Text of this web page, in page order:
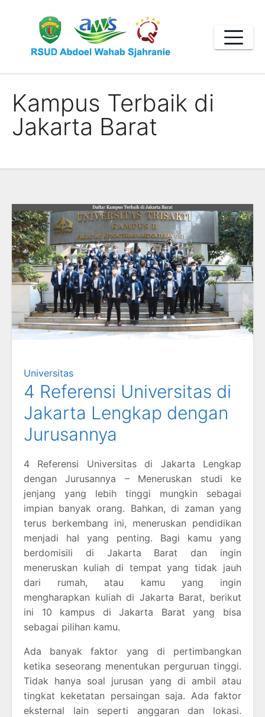
Kampus Terbaik di
Jakarta Barat
Universitas
4 Referensi Universitas di
Jakarta Lengkap dengan
Jurusannya
4 Referensi Universitas di Jakarta Lengkap
dengan Jurusannya – Meneruskan studi ke
jenjang yang lebih tinggi mungkin sebagai
impian banyak orang. Bahkan, di zaman yang
terus berkembang ini, meneruskan pendidikan
menjadi hal yang penting. Bagi kamu yang
berdomisili di Jakarta Barat dan ingin
meneruskan kuliah di tempat yang tidak jauh
dari rumah, atau kamu yang ingin
mengharapkan kuliah di Jakarta Barat, berikut
ini 10 kampus di Jakarta Barat yang bisa
sebagai pilihan kamu.
Ada banyak faktor yang di pertimbangkan
ketika seseorang menentukan perguruan tinggi.
Tidak hanya soal jurusan yang di ambil atau
tingkat keketatan persaingan saja. Ada faktor
eksternal lain seperti anggaran dan lokasi.